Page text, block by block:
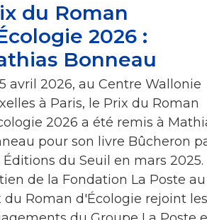
du Roman
2026 :
Bonneau
avril 2026, au Centre Wallonie
à Paris, le Prix du Roman
2026 a été remis à
pour son livre Bûcheron
Éditions du Seuil en mars 2025.
de la Fondation La Poste au
du Roman d'Écologie rejoint les